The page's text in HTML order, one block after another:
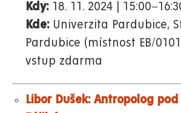
Kdy: 18. 11. 2024 |
Kde: Univerzita Pardubice,
Pardubice (místnost EB/
vstup zdarma
Libor Dušek: Antropolog